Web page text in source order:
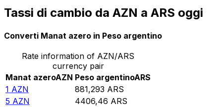
Tassi di cambio da AZN a ARS oggi
Converti Manat azero in Peso argentino
Rate information of AZN/ARS
currency pair
Manat azeroAZN Peso argentinoARS
1 AZN 881,293 ARS
5 AZN 4406,46 ARS